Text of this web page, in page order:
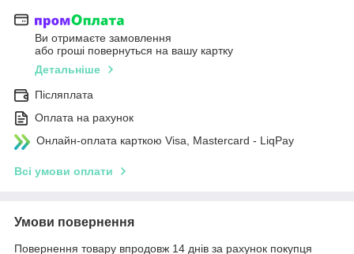
Ви отримаєте замовлення
або гроші повернуться на вашу картку
Детальніше
Післяплата
Оплата на рахунок
Онлайн-оплата карткою Visa, Mastercard - LiqPay
Всі умови оплати
Умови повернення
Повернення товару впродовж 14 днів за рахунок покупця